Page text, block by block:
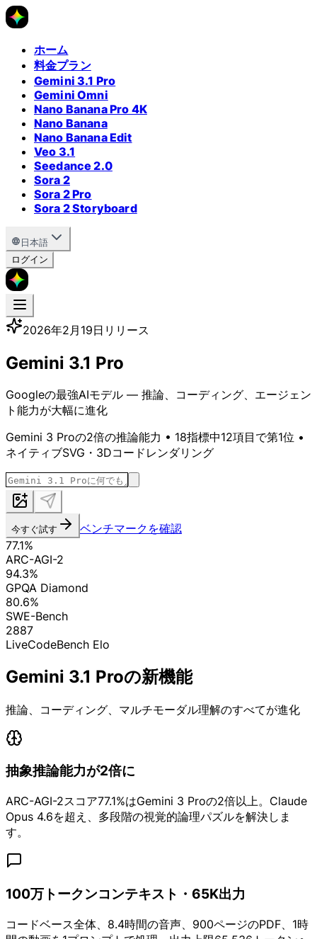
ホーム
料金プラン
Gemini 3.1 Pro
Gemini Omni
Nano Banana Pro 4K
Nano Banana
Nano Banana Edit
Veo 3.1
Seedance 2.0
Sora 2
Sora 2 Pro
Sora 2 Storyboard
日本語
ログイン
2026年2月19日リリース
Gemini 3.1 Pro
Googleの最強AIモデル — 推論、コーディング、エージェン
ト能力が大幅に進化
Gemini 3 Proの2倍の推論能力 • 18指標中12項目で第1位 •
ネイティブSVG・3Dコードレンダリング
今すぐ試す
ベンチマークを確認
77.1%
ARC-AGI-2
94.3%
GPQA Diamond
80.6%
SWE-Bench
2887
LiveCodeBench Elo
Gemini 3.1 Proの新機能
推論、コーディング、マルチモーダル理解のすべてが進化
抽象推論能力が2倍に
ARC-AGI-2スコア77.1%はGemini 3 Proの2倍以上。Claude
Opus 4.6を超え、多段階の視覚的論理パズルを解決しま
す。
100万トークンコンテキスト・65K出力
コードベース全体、8.4時間の音声、900ページのPDF、1時